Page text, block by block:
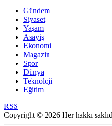
Gündem
Siyaset
Yaşam
Asayiş
Ekonomi
Magazin
Spor
Dünya
Teknoloji
Eğitim
RSS
Copyright © 2026 Her hakkı